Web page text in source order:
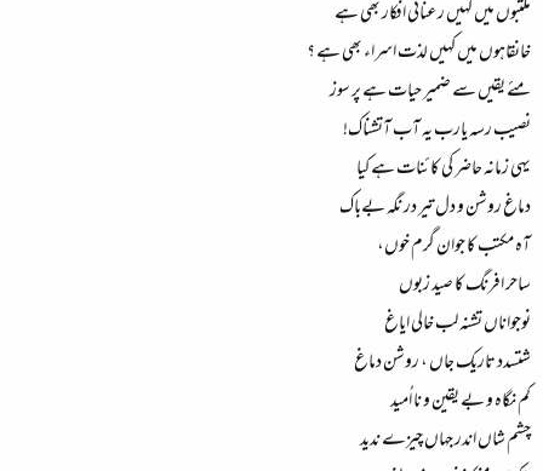
مکتبوں میں کہیں رعنائی افکار بھی ہے
خانقاہوں میں کہیں لذت اسراء بھی ہے ؟
مئے یقیں سے ضمیر حیات ہے پر سوز
نصیب رسہ یارب یہ آب آتشناک!
یہی زمانہ حاضر کی کائنات ہے کیا
دماغ روشن و دل تیر در نگہ بےباک
آہ مکتب کا جوان گرم خوں،
ساحر افرنگ کا صید زبوں
نوجواناں تشنہ لب خالی ایاغ
شتسدد تاریک جاں ، روشن دماغ
کم نگاہ و بے یقین و نا اُمید
چشم شاں اندر جہاں چیزے ندید